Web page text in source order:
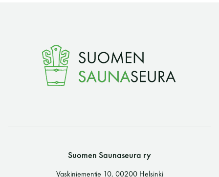
Suomen Saunaseura ry
Vaskiniementie 10, 00200 Helsinki